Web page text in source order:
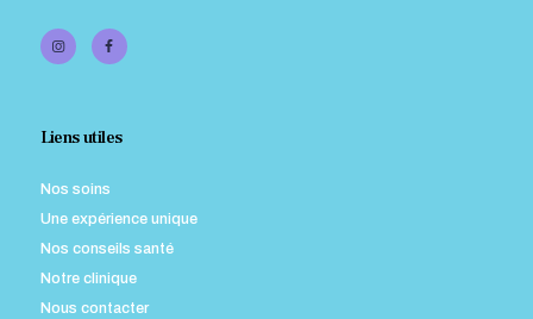
Liens utiles
Nos soins
Une expérience unique
Nos conseils santé
Notre clinique
Nous contacter